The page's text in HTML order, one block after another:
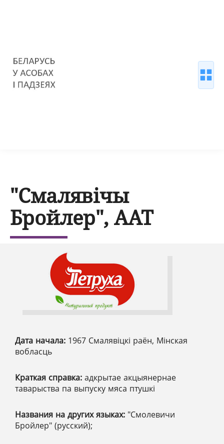
"Смалявічы
Бройлер", ААТ
Дата начала: 1967 Смалявіцкі раён, Мінская
вобласць
Краткая справка: адкрытае акцыянернае
таварыства па выпуску мяса птушкі
Названия на других языках: "Смолевичи
Бройлер" (русский);